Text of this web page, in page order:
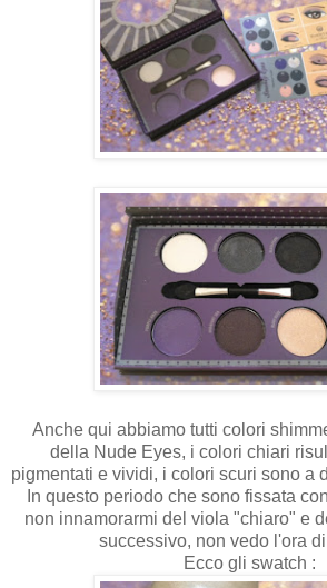
Anche qui abbiamo tutti colori
della Nude Eyes, i colori chiari
pigmentati e vividi, i colori scuri sono a
In questo periodo che sono fissata
non innamorarmi del viola "chiaro" e
successivo, non vedo l'ora
Ecco gli swatch :